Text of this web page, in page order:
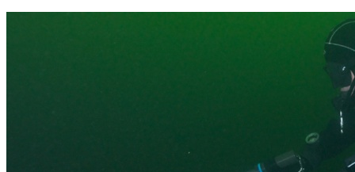
Das Sidemount-Forum ist auf
https://www.sidemount-
erreichbar.